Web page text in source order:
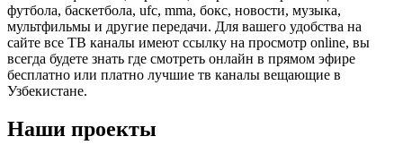
футбола, баскетбола, ufc, mma, бокс, новости, музыка,
мультфильмы и другие передачи. Для вашего удобства на
сайте все ТВ каналы имеют ссылку на просмотр online, вы
всегда будете знать где смотреть онлайн в прямом эфире
бесплатно или платно лучшие тв каналы вещающие в
Узбекистане.
Наши проекты